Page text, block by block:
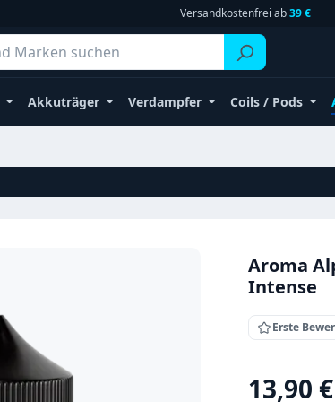
Versandkostenfrei ab39 €
Akkuträger Verdampfer Coils / Pods
Aroma
Intense
Erste
Regulärer
13,90 €